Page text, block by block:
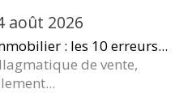
août 2026
: les 10 erreurs...
de vente,